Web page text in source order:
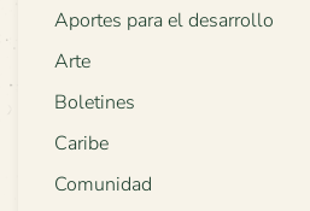
Aportes para el desarrollo
Arte
Boletines
Caribe
Comunidad